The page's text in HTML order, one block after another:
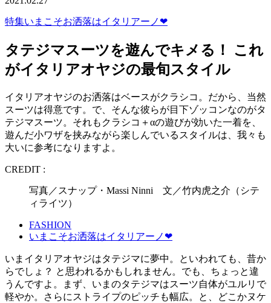
特集いまこそお洒落はイタリアーノ❤︎
タテジマスーツを遊んでキメる！ これ
がイタリアオヤジの最旬スタイル
イタリアオヤジのお洒落はベースがクラシコ。だから、当然
スーツは得意です。で、そんな彼らが目下ゾッコンなのがタ
テジマスーツ。それもクラシコ＋αの遊びが効いた一着を、
遊んだ小ワザを挟みながら楽しんでいるスタイルは、我々も
大いに参考になりますよ。
CREDIT :
写真／スナップ・Massi Ninni 文／竹内虎之介（シテ
ィライツ）
FASHION
いまこそお洒落はイタリアーノ❤︎
いまイタリアオヤジはタテジマに夢中。といわれても、昔か
らでしょ？ と思われるかもしれません。でも、ちょっと違
うんですよ。まず、いまのタテジマはスーツ自体がユルリで
軽やか。さらにストライプのピッチも幅広。と、どこかヌケ